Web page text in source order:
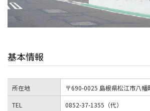
基本情報
所在地
〒690-0025 島根県松江市八幡
TEL
0852-37-1355（代）